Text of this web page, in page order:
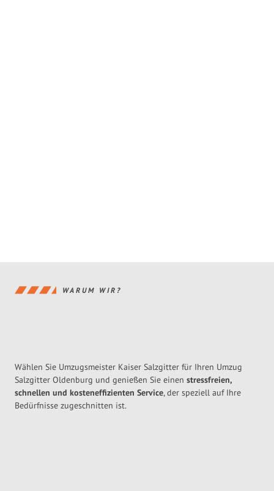
WARUM WIR?
Wählen Sie Umzugsmeister Kaiser Salzgitter für Ihren Umzug
Salzgitter Oldenburg und genießen Sie einen stressfreien,
schnellen und kosteneffizienten Service, der speziell auf Ihre
Bedürfnisse zugeschnitten ist.